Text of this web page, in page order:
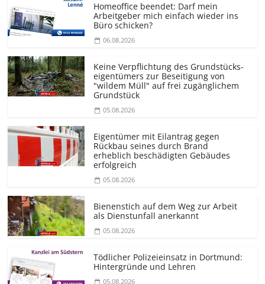
Homeoffice beendet: Darf mein
Arbeitgeber mich einfach wieder ins
Büro schicken?
06.08.2026
Keine Verpflichtung des Grundstücks­
eigentümers zur Beseitigung von
"wildem Müll" auf frei zugänglichem
Grundstück
05.08.2026
Eigentümer mit Eilantrag gegen
Rückbau seines durch Brand
erheblich beschädigten Gebäudes
erfolgreich
05.08.2026
Bienenstich auf dem Weg zur Arbeit
als Dienstunfall anerkannt
05.08.2026
Tödlicher Polizeieinsatz in Dortmund:
Hintergründe und Lehren
05.08.2026